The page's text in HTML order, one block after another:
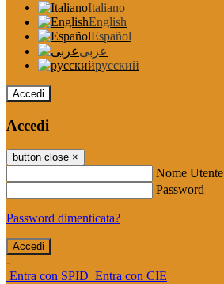
Italiano
English
Español
عربى
русский
Accedi
Accedi
button close ×
Nome Utente
Password
Password dimenticata?
-
Entra con SPID Entra con CIE